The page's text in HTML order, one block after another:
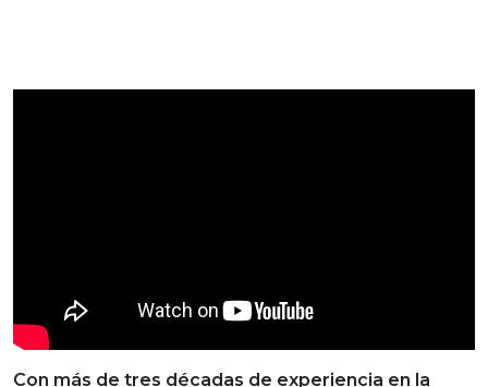
Con más de tres décadas de experiencia en la